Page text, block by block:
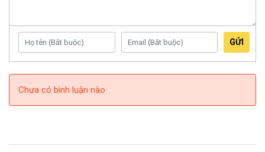
Chúng tôi không chỉ là địa chỉ bán bộ đàm Motorola chính
hãng, mà còn là nhà phân phối chính thức của rất nhiều
thương hiệu bộ đàm nổi tiếng khác trên thế giới như: bộ đàm
Kenwood, bộ đàm ICOM, Bộ đàmSpender,Kirisun, Bộ đàm
Hypersia – Singapore, HYT,…
Lưu ý:Nếu yêu thích sản phẩm của chúng tôi, vui lòng chọn
GỬI
Chưa có bình luận nào